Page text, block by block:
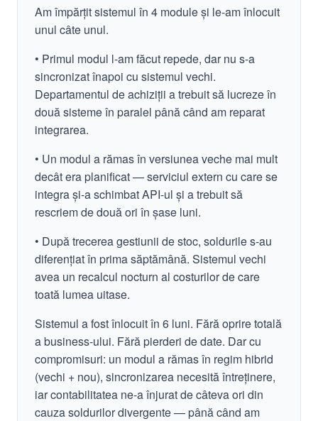
Am împărțit sistemul în 4 module și le-am înlocuit
unul câte unul.
• Primul modul l-am făcut repede, dar nu s-a
sincronizat înapoi cu sistemul vechi.
Departamentul de achiziții a trebuit să lucreze în
două sisteme în paralel până când am reparat
integrarea.
• Un modul a rămas în versiunea veche mai mult
decât era planificat — serviciul extern cu care se
integra și-a schimbat API-ul și a trebuit să
rescriem de două ori în șase luni.
• După trecerea gestiunii de stoc, soldurile s-au
diferențiat în prima săptămână. Sistemul vechi
avea un recalcul nocturn al costurilor de care
toată lumea uitase.
Sistemul a fost înlocuit în 6 luni. Fără oprire totală
a business-ului. Fără pierderi de date. Dar cu
compromisuri: un modul a rămas în regim hibrid
(vechi + nou), sincronizarea necesită întreținere,
iar contabilitatea ne-a înjurat de câteva ori din
cauza soldurilor divergente — până când am